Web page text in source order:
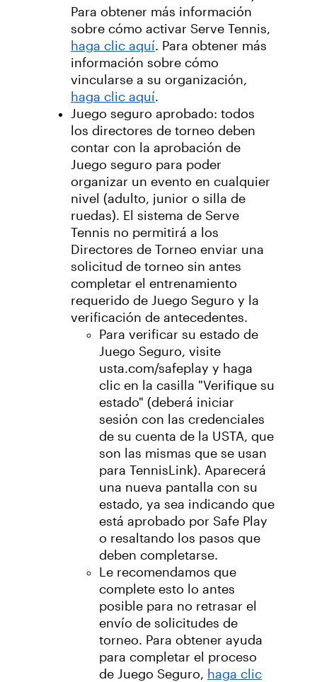
Para obtener más información
sobre cómo activar Serve Tennis,
haga clic aquí. Para obtener más
información sobre cómo
vincularse a su organización,
haga clic aquí.
Juego seguro aprobado: todos
los directores de torneo deben
contar con la aprobación de
Juego seguro para poder
organizar un evento en cualquier
nivel (adulto, junior o silla de
ruedas). El sistema de Serve
Tennis no permitirá a los
Directores de Torneo enviar una
solicitud de torneo sin antes
completar el entrenamiento
requerido de Juego Seguro y la
verificación de antecedentes.
Para verificar su estado de
Juego Seguro, visite
usta.com/safeplay y haga
clic en la casilla "Verifique su
estado" (deberá iniciar
sesión con las credenciales
de su cuenta de la USTA, que
son las mismas que se usan
para TennisLink). Aparecerá
una nueva pantalla con su
estado, ya sea indicando que
está aprobado por Safe Play
o resaltando los pasos que
deben completarse.
Le recomendamos que
complete esto lo antes
posible para no retrasar el
envío de solicitudes de
torneo. Para obtener ayuda
para completar el proceso
de Juego Seguro, haga clic